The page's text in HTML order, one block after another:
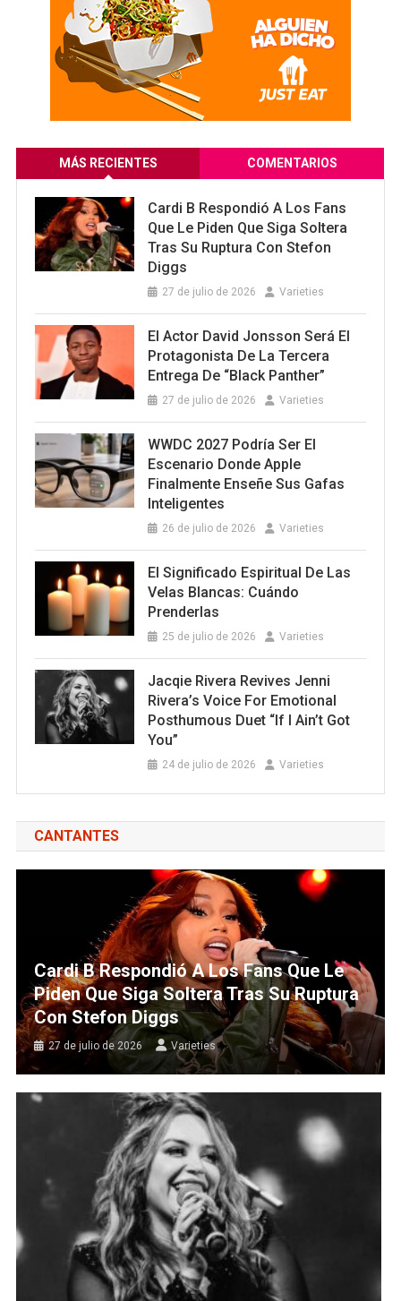
MÁS RECIENTES COMENTARIOS
Cardi B Respondió A Los Fans
Que Le Piden Que Siga Soltera
Tras Su Ruptura Con Stefon
Diggs
27 de julio de 2026 Varieties
El Actor David Jonsson Será El
Protagonista De La Tercera
Entrega De “Black Panther”
27 de julio de 2026 Varieties
WWDC 2027 Podría Ser El
Escenario Donde Apple
Finalmente Enseñe Sus Gafas
Inteligentes
26 de julio de 2026 Varieties
El Significado Espiritual De Las
Velas Blancas: Cuándo
Prenderlas
25 de julio de 2026 Varieties
Jacqie Rivera Revives Jenni
Rivera’s Voice For Emotional
Posthumous Duet “If I Ain’t Got
You”
24 de julio de 2026 Varieties
CANTANTES
Cardi B Respondió A Los Fans Que Le
Piden Que Siga Soltera Tras Su Ruptura
Con Stefon Diggs
27 de julio de 2026 Varieties